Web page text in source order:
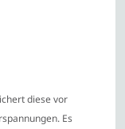
diese vor
Es